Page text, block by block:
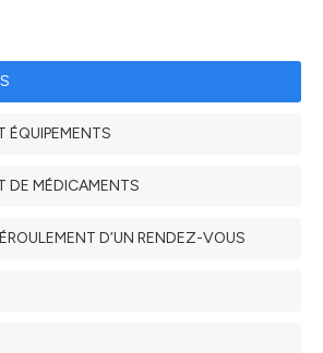
ÉQUIPEMENTS
DE MÉDICAMENTS
D’UN RENDEZ-VOUS